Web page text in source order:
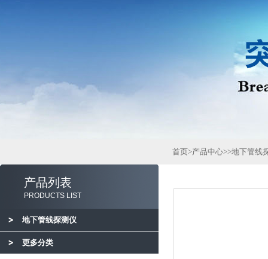
产品列表
PRODUCTS LIST
地下管线探测仪
更多分类
首页>产品中心>>地下管线